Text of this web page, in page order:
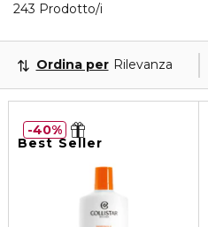
243 Prodotto/i
Ordina per Rilevanza
Best Seller
40%